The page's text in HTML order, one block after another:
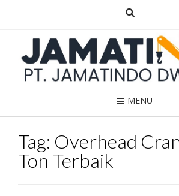
MENU
Tag: Overhead
Ton Terbaik